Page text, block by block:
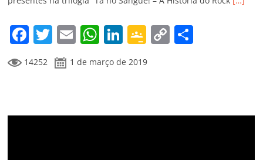
ro
o
m
F
a
c
b
T
w
itt
E
m
ai
W
at
A
Li
n
k
dI
G
o
e
C
Li ar
14252 1 de março de 2019